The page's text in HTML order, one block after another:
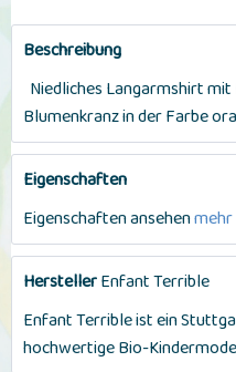
Beschreibung
Niedliches Langarmshirt
Blumenkranz in der Farbe
Eigenschaften
Eigenschaften ansehenmehr
HerstellerEnfant Terrible
Enfant Terrible ist ein
hochwertige Bio-